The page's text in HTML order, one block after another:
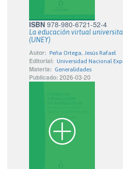
ISBN 978-980-6721-52-4
La educación virtual
(UNEY)
Autor: Peña Ortega, Jesús Rafael
Editorial: Universidad Nacional
Materia: Generalidades
Publicado: 2026-03-20